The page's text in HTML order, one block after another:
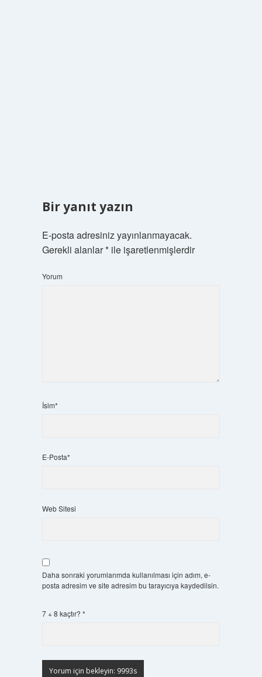
Bir yanıt yazın
E-posta adresiniz yayınlanmayacak.
Gerekli alanlar*ile işaretlenmişlerdir
Yorum
İsim*
E-Posta*
Web Sitesi
Daha sonraki yorumlarımda kullanılması için adım, e-
posta adresim ve site adresim bu tarayıcıya kaydedilsin.
7 + 8 kaçtır? *